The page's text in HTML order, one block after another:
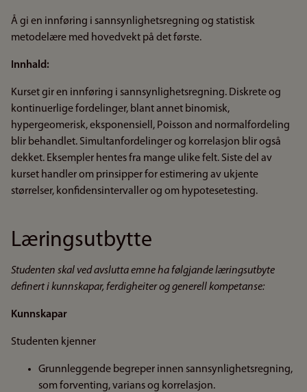
Å gi en innføring i sannsynlighetsregning og statistisk
metodelære med hovedvekt på det første.
Innhald:
Kurset gir en innføring i sannsynlighetsregning. Diskrete og
kontinuerlige fordelinger, blant annet binomisk,
hypergeomerisk, eksponensiell, Poisson and normalfordeling
blir behandlet. Simultanfordelinger og korrelasjon blir også
dekket. Eksempler hentes fra mange ulike felt. Siste del av
kurset handler om prinsipper for estimering av ukjente
størrelser, konfidensintervaller og om hypotesetesting.
Læringsutbytte
Studenten skal ved avslutta emne ha følgjande læringsutbyte
definert i kunnskapar, ferdigheiter og generell kompetanse:
Kunnskapar
Studenten kjenner
Grunnleggende begreper innen sannsynlighetsregning,
som forventing, varians og korrelasjon.